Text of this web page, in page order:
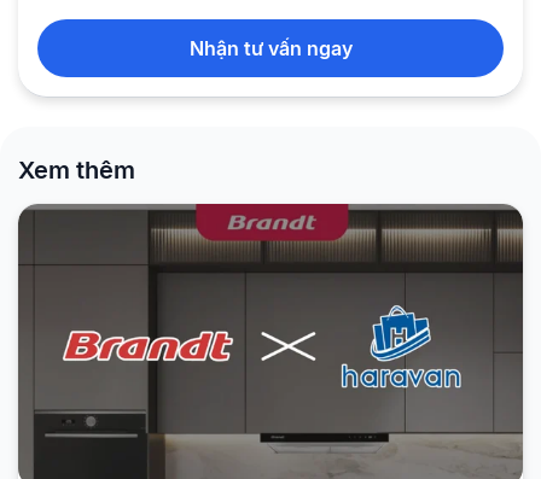
Nhận tư vấn ngay
Xem thêm